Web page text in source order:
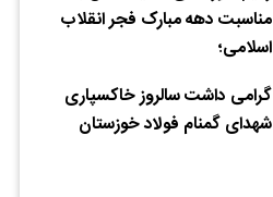
مناسبت دهه مبارک فجر انقلاب
اسلامی؛
گرامی داشت سالروز خاکسپاری
شهدای گمنام فولاد خوزستان